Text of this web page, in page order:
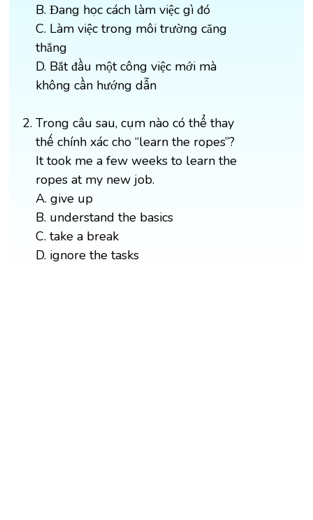
B. Đang học cách làm việc gì đó
C. Làm việc trong môi trường căng
thẳng
D. Bắt đầu một công việc mới mà
không cần hướng dẫn
Trong câu sau, cụm nào có thể thay
thế chính xác cho “learn the ropes”?
It took me a few weeks to learn the
ropes at my new job.
A. give up
B. understand the basics
C. take a break
D. ignore the tasks